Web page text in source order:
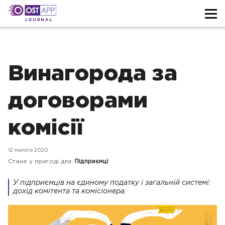
JOURNAL
Винагорода за
договорами
комісії
12 лютого 2020
Стане у пригоді для: Підприємці
У підприємців на єдиному податку і загальній системі:
дохід комітента та комісіонера.